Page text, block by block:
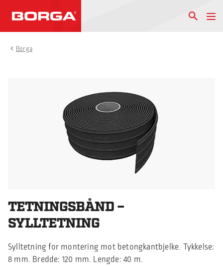
Borga
TETNINGSBÅND –
SYLLTETNING
Sylltetning for montering mot betongkantbjelke. Tykkelse:
8 mm. Bredde: 120 mm. Lengde: 40 m.